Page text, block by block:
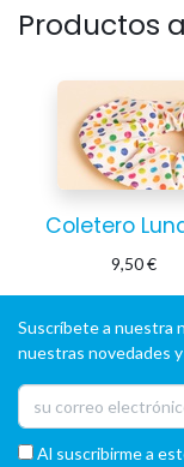
Productos
Coletero
9,50€
Suscríbete a nuestra
nuestras novedades
Al suscribirme a